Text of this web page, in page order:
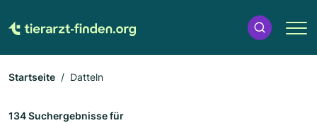
Startseite Datteln
134 Suchergebnisse für